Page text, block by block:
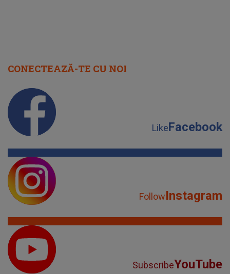
CONECTEAZĂ-TE CU NOI
LikeFacebook
FollowInstagram
SubscribeYouTube